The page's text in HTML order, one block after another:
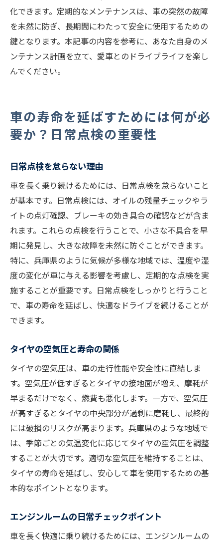
化できます。定期的なメンテナンスは、車の突然の故障
を未然に防ぎ、長期間にわたって安全に使用するための
鍵となります。本記事の内容を参考に、あなた自身のメ
ンテナンス計画を立て、愛車とのドライブライフを楽し
んでください。
車の寿命を延ばすためには何が必
要か？日常点検の重要性
日常点検を怠らない理由
車を長く乗り続けるためには、日常点検を怠らないこと
が基本です。日常点検には、オイルの残量チェックやラ
イトの点灯確認、ブレーキの効き具合の確認などが含ま
れます。これらの点検を行うことで、小さな不具合を早
期に発見し、大きな故障を未然に防ぐことができます。
特に、兵庫県のように気候が多様な地域では、温度や湿
度の変化が車に与える影響を考慮し、定期的な点検を実
施することが重要です。日常点検をしっかりと行うこと
で、車の寿命を延ばし、快適なドライブを続けることが
できます。
タイヤの空気圧と寿命の関係
タイヤの空気圧は、車の走行性能や安全性に直結しま
す。空気圧が低すぎるとタイヤの接地面が増え、摩耗が
早まるだけでなく、燃費も悪化します。一方で、空気圧
が高すぎるとタイヤの中央部分が過剰に磨耗し、最終的
には破損のリスクが高まります。兵庫県のような地域で
は、季節ごとの気温変化に応じてタイヤの空気圧を調整
することが大切です。適切な空気圧を維持することは、
タイヤの寿命を延ばし、安心して車を使用するための基
本的なポイントとなります。
エンジンルームの日常チェックポイント
車を長く快適に乗り続けるためには、エンジンルームの